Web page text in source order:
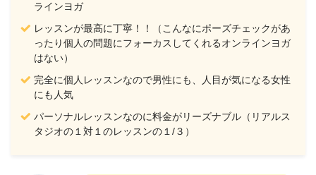
ラインヨガ
レッスンが最高に丁寧！！（こんなにポーズチェックがあ
ったり個人の問題にフォーカスしてくれるオンラインヨガ
はない）
完全に個人レッスンなので男性にも、人目が気になる女性
にも人気
パーソナルレッスンなのに料金がリーズナブル（リアルス
タジオの１対１のレッスンの１/３）